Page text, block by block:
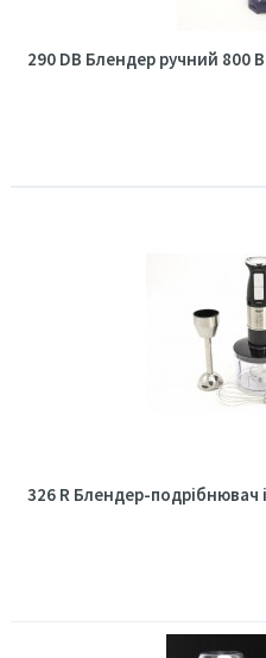
290 DB Блендер ручний 800
326 R Блендер-подрібнювач